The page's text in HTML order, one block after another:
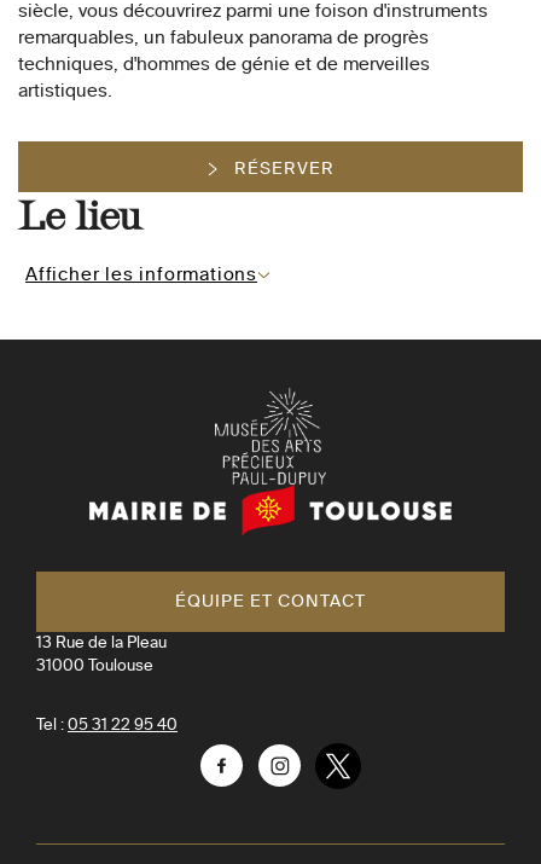
siècle, vous découvrirez parmi une foison d'instruments
remarquables, un fabuleux panorama de progrès
techniques, d'hommes de génie et de merveilles
artistiques.
RÉSERVER
Le lieu
Afficher les informations
Mairie
de
ÉQUIPE ET CONTACT
13 Rue de la Pleau
31000
Toulouse
Tel : 05 31 22 95 40
FacebookInstagramTwitter